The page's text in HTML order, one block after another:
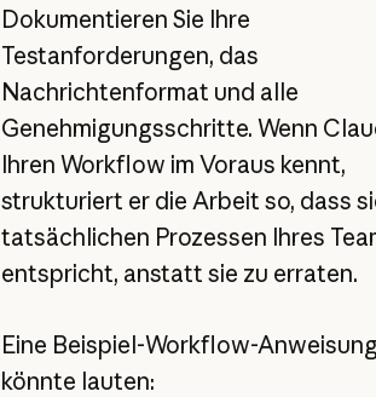
Dokumentieren Sie Ihre
Testanforderungen, das
Nachrichtenformat und alle
Genehmigungsschritte. Wenn
Ihren Workflow im Voraus kennt,
strukturiert er die Arbeit so, dass
tatsächlichen Prozessen Ihres
entspricht, anstatt sie zu erraten.
Eine Beispiel-Workflow-
könnte lauten: